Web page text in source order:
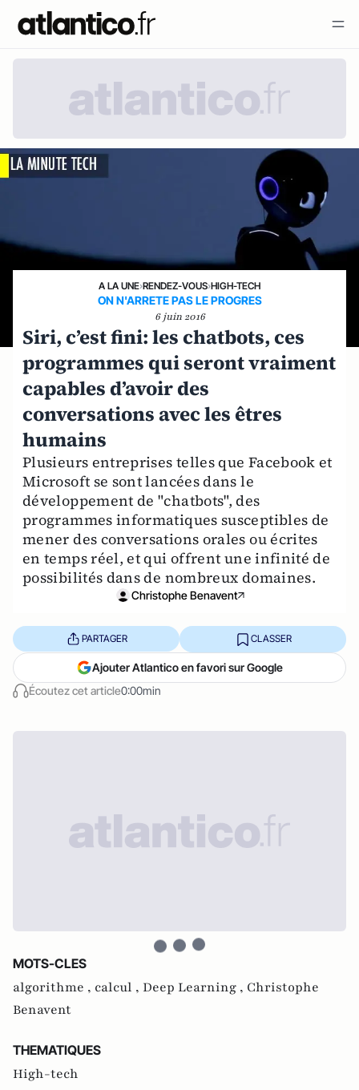
A LA UNE›RENDEZ-VOUS›HIGH-TECH
ON N'ARRETE PAS LE PROGRES
6 juin 2016
Siri, c’est fini: les chatbots, ces
programmes qui seront vraiment
capables d’avoir des
conversations avec les êtres
humains
Plusieurs entreprises telles que Facebook et
Microsoft se sont lancées dans le
développement de "chatbots", des
programmes informatiques susceptibles de
mener des conversations orales ou écrites
en temps réel, et qui offrent une infinité de
possibilités dans de nombreux domaines.
Christophe Benavent
Écoutez cet article0:00min
PARTAGER CLASSER
Ajouter Atlantico en favori sur Google
MOTS-CLES
algorithme , calcul , Deep Learning , Christophe
Benavent
THEMATIQUES
High-tech